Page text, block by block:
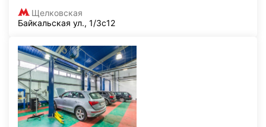
Щелковская
Байкальская ул., 1/3с12